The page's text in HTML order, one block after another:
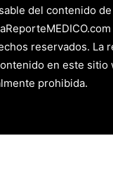
del contenido
reservados. La
en este sitio
prohibida.